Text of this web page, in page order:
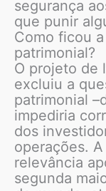
segurança
que punir
Como ficou
patrimonial?
O projeto de
excluiu a
patrimonial
impediria
dos
operações.
relevância
segunda